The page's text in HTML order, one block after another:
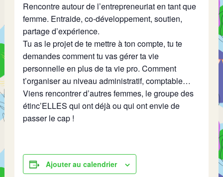
Rencontre autour de l’entrepreneuriat en tant que
femme. Entraide, co-développement, soutien,
partage d’expérience.
Tu as le projet de te mettre à ton compte, tu te
demandes comment tu vas gérer ta vie
personnelle en plus de ta vie pro. Comment
t’organiser au niveau administratif, comptable…
Viens rencontrer d’autres femmes, le groupe des
étinc’ELLES qui ont déjà ou qui ont envie de
passer le cap !
Ajouter au calendrier